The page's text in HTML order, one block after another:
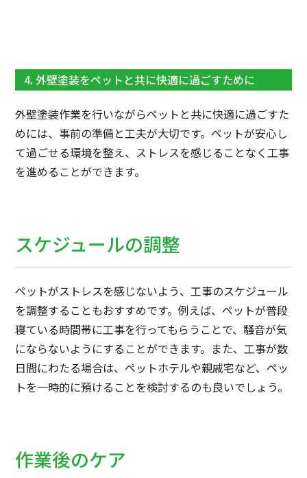
4. 外壁塗装をペットと共に快適に過ごすために
外壁塗装作業を行いながらペットと共に快適に過ごすた
めには、事前の準備と工夫が大切です。ペットが安心し
て過ごせる環境を整え、ストレスを感じることなく工事
を進めることができます。
スケジュールの調整
ペットがストレスを感じないよう、工事のスケジュール
を調整することもおすすめです。例えば、ペットが普段
寝ている時間帯に工事を行ってもらうことで、騒音が気
にならないようにすることができます。また、工事が数
日間にわたる場合は、ペットホテルや親戚宅など、ペッ
トを一時的に預けることを検討するのも良いでしょう。
作業後のケア